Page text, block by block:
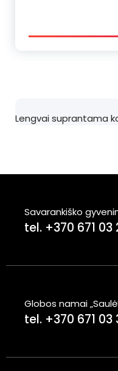
Lengvai suprantama
Savarankiško
tel. +370 671 03
Globos namai
tel. +370 671 03